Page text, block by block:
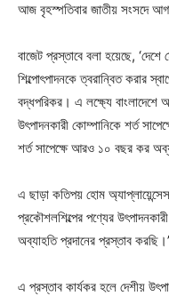
আজ বৃহস্পতিবার জাতীয় সংসদে
বাজেট প্রস্তাবে বলা হয়েছে, ‘দেশে
শিল্পোৎপাদনকে ত্বরান্বিত করার
বদ্ধপরিকর। এ লক্ষ্যে
উৎপাদনকারী কোম্পানিকে শর্ত
শর্ত সাপেক্ষে আরও ১০ বছর কর
এ ছাড়া কতিপয় হোম
প্রকৌশলশিল্পের পণ্যের
অব্যাহতি প্রদানের প্রস্তাব করছি।’
এ প্রস্তাব কার্যকর হলে দেশীয়